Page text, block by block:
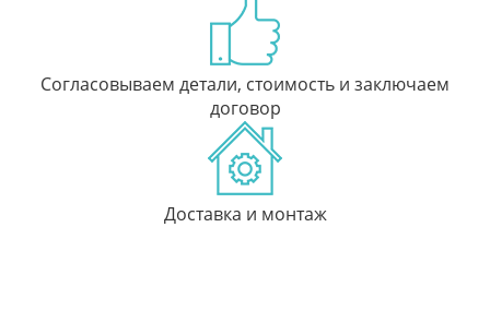
Согласовываем детали, стоимость и заключаем
договор
Доставка и монтаж